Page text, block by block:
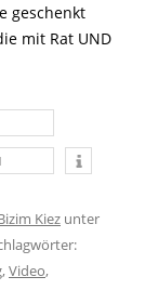
geschenkt
mit Rat UND
Kiez unter
,Video,